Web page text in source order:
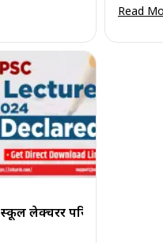
Read
लेक्चरर परिणाम 2024